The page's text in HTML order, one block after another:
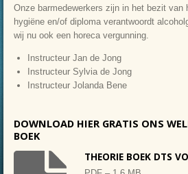
Onze barmedewerkers zijn in het bezit van
hygiëne en/of diploma verantwoordt
wij nu ook een horeca vergunning.
Instructeur Jan de Jong
Instructeur Sylvia de Jong
Instructeur Jolanda Bene
DOWNLOAD HIER GRATIS ONS
BOEK
THEORIE BOEK DTS